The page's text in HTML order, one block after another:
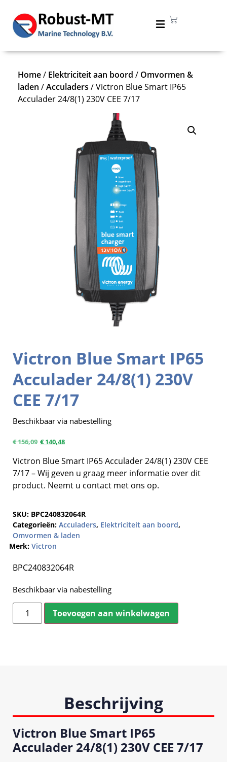
Victron Blue Smart IP65
Acculader 24/8(1) 230V
CEE 7/17
Beschikbaar via nabestelling
€156,09 €140,48
Victron Blue Smart IP65 Acculader 24/8(1) 230V CEE
7/17 – Wij geven u graag meer informatie over dit
product. Neemt u contact met ons op.
SKU: BPC240832064R
Categorieën: Acculaders, Elektriciteit aan boord,
Omvormen & laden
Merk: Victron
BPC240832064R
Beschikbaar via nabestelling
Toevoegen aan winkelwagen
Home/ Elektriciteit aan boord / Omvormen &
laden /Acculaders / Victron Blue Smart IP65
Acculader 24/8(1) 230V CEE 7/17
Beschrijving
Victron Blue Smart IP65
Acculader 24/8(1) 230V CEE 7/17